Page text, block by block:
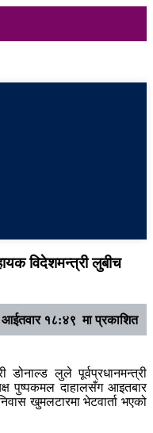
विदेशमन्त्री लुबीच
१८:४९ मा प्रकाशित
लुले पूर्वप्रधानमन्त्री
पुष्पकमल दाहालसँग आइतबार
खुमलटारमा भेटवार्ता भएको